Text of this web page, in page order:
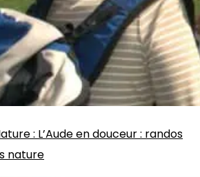
: L’Aude en douceur : randos
nature